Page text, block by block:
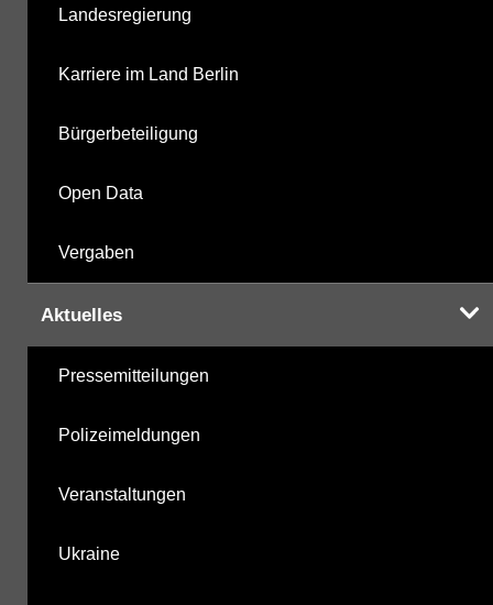
Landesregierung
Karriere im Land Berlin
Bürgerbeteiligung
Open Data
Vergaben
Aktuelles
Pressemitteilungen
Polizeimeldungen
Veranstaltungen
Ukraine